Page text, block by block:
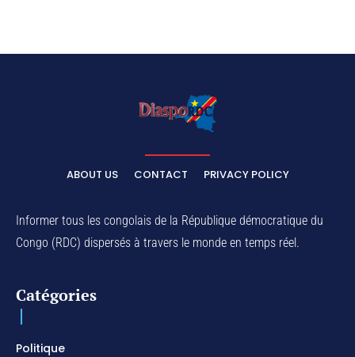
Dieu de Secours - God of Rescue / Adoration
Yahweh Sabaoth / Prophetic Worship Instrumental
/ Piano pour prier / Instrumental d'intercession
ELIKIA NA NGAI / Instrumental de Prière / 1H
01:03:38
Piano pour prier / Soaking Worship Instrumental
01:17:32
For Your Name Is Holy / Prophetic Worship
I SURRENDER / Soaking Worship Instrumental /
ABOUT US CONTACT PRIVACY POLICY
Informer tous les congolais de la République démocratique du
Congo (RDC) dispersés à travers le monde en temps réel.
Catégories
Politique